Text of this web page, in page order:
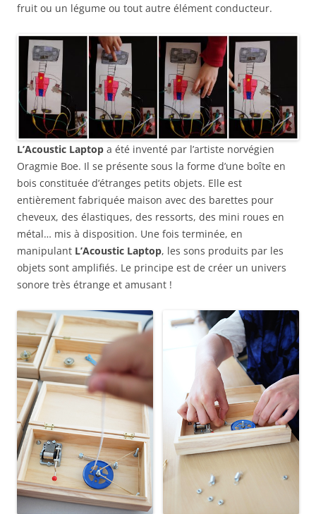
fruit ou un légume ou tout autre élément conducteur.
L’Acoustic Laptop a été inventé par l’artiste norvégien
Oragmie Boe. Il se présente sous la forme d’une boîte en
bois constituée d’étranges petits objets. Elle est
entièrement fabriquée maison avec des barettes pour
cheveux, des élastiques, des ressorts, des mini roues en
métal… mis à disposition. Une fois terminée, en
manipulant L’Acoustic Laptop, les sons produits par les
objets sont amplifiés. Le principe est de créer un univers
sonore très étrange et amusant !